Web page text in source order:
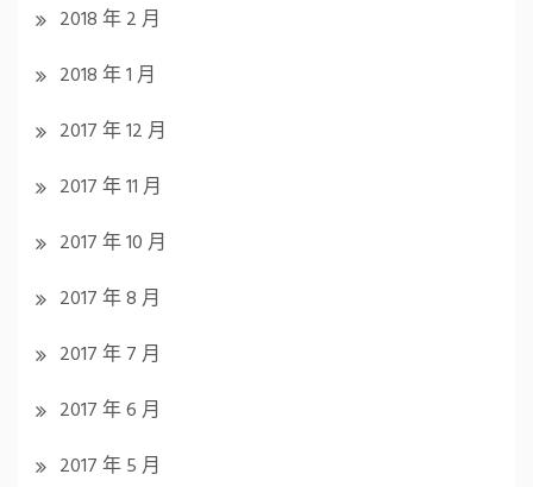
2018 年 2 月
2018 年 1 月
2017 年 12 月
2017 年 11 月
2017 年 10 月
2017 年 8 月
2017 年 7 月
2017 年 6 月
2017 年 5 月